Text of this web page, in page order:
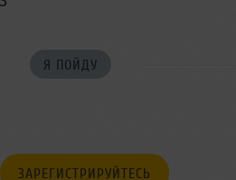
Я ПОЙДУ
ЗАРЕГИСТРИРУЙТЕСЬ